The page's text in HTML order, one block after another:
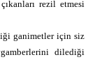
rezil etmesi
ganimetler için siz
dilediği